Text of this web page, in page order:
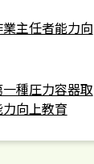
主任者能力向
種圧力容器取
向上教育